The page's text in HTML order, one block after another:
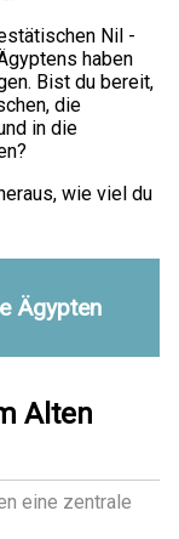
Nil -
haben
Bist du bereit,
die
in die
wie viel du
Ägypten
Alten
eine zentrale